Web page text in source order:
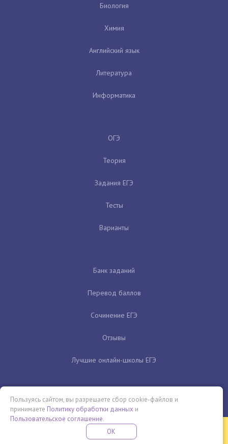
Биология
Химия
Английский язык
Литература
Информатика
ОГЭ
Теория
Задания ЕГЭ
Тесты
Варианты
Банк заданий
Перевод баллов
Сочинение ЕГЭ
Отзывы
Лучшие онлайн-школы ЕГЭ
Бесплатная летняя школа
ПРОВЕДИ ЭТО ЛЕТО С ПОЛЬЗОЙ
Пользуясь сайтом, вы разрешаете сбор cookie-файлов и
принимаете Политику обработки данных и
Пользовательское соглашение.
OK